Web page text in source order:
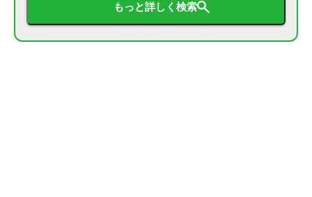
もっと詳しく検索